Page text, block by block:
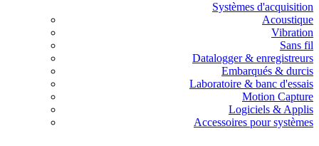
Systèmes d'acquisition
Acoustique
Vibration
Sans fil
Datalogger & enregistreurs
Embarqués & durcis
Laboratoire & banc d'essais
Motion Capture
Logiciels & Applis
Accessoires pour systèmes